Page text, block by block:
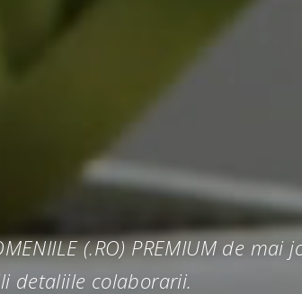
(.RO) PREMIUM de mai
detaliile colaborarii.